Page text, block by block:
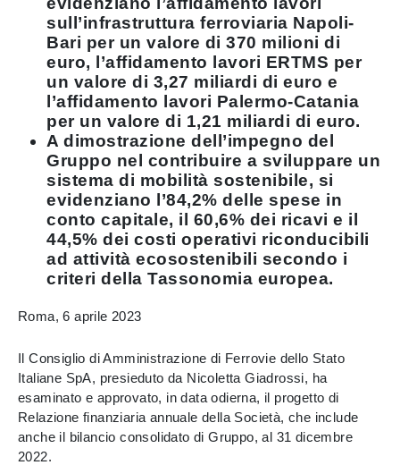
sull’infrastruttura ferroviaria Napoli-
Bari per un valore di 370 milioni di
euro, l’affidamento lavori ERTMS per
un valore di 3,27 miliardi di euro e
l’affidamento lavori Palermo-Catania
per un valore di 1,21 miliardi di euro.
A dimostrazione dell’impegno del
Gruppo nel contribuire a sviluppare un
sistema di mobilità sostenibile, si
evidenziano l’84,2% delle spese in
conto capitale, il 60,6% dei ricavi e il
44,5% dei costi operativi riconducibili
ad attività ecosostenibili secondo i
criteri della Tassonomia europea.
Roma, 6 aprile 2023
Il Consiglio di Amministrazione di Ferrovie dello Stato
Italiane SpA, presieduto da Nicoletta Giadrossi, ha
esaminato e approvato, in data odierna, il progetto di
Relazione finanziaria annuale della Società, che include
anche il bilancio consolidato di Gruppo, al 31 dicembre
2022.